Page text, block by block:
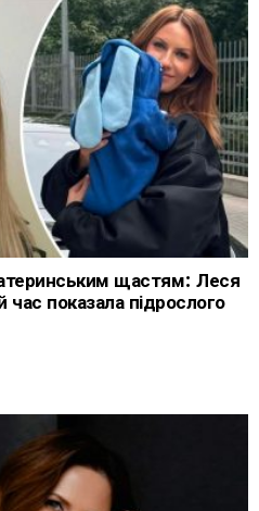
щастям: Леся
час показала підрослого